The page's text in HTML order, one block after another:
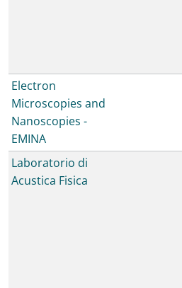
Electron
Microscopies and
Nanoscopies -
EMINA
Laboratorio di
Acustica Fisica